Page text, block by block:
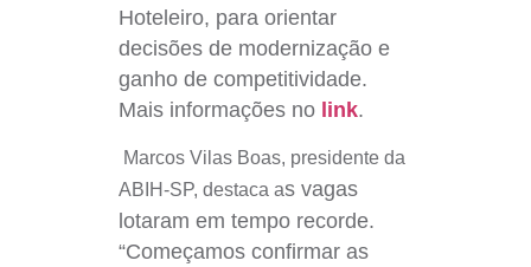
Hoteleiro, para orientar
decisões de modernização e
ganho de competitividade.
Mais informações no link.
Marcos Vilas Boas, presidente da
ABIH-SP, destaca as vagas
lotaram em tempo recorde.
“Começamos confirmar as